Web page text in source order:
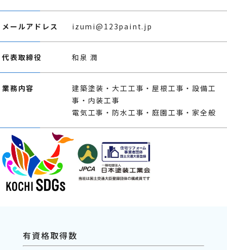
メールアドレス izumi@123paint.jp
代表取締役 和泉 潤
業務内容
建築塗装・大工工事・屋根工事・設備工
事・内装工事
電気工事・防水工事・庭園工事・家全般
有資格取得数